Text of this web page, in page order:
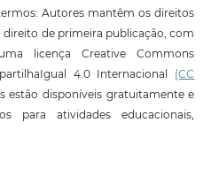
Autores mantêm os direitos
de primeira publicação, com
licença Creative Commons
4.0 Internacional (CC
estão disponíveis gratuitamente e
para atividades educacionais,